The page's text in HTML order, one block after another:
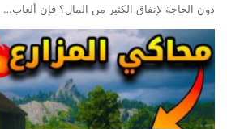
دون الحاجة لإنفاق الكثير من المال؟ فإن ألعاب…